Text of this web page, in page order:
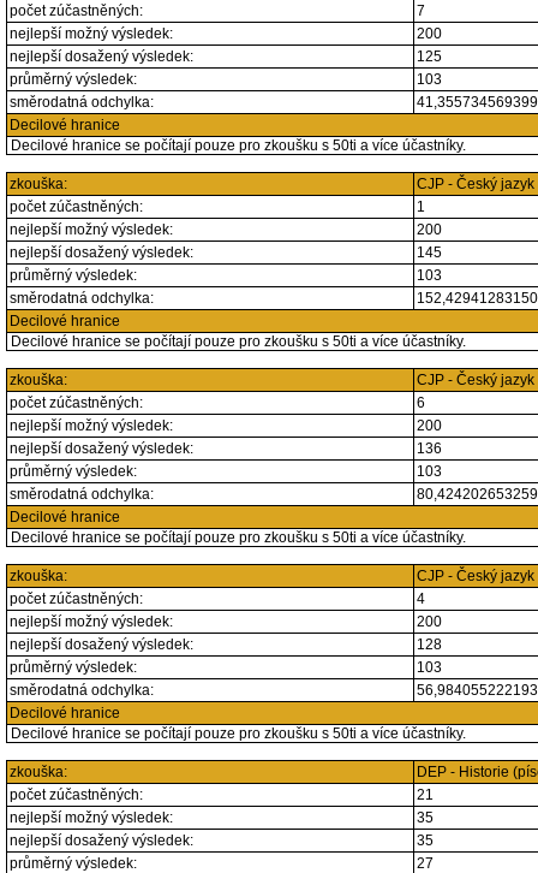
počet zúčastněných:
7
nejlepší možný výsledek:
200
nejlepší dosažený výsledek:
125
průměrný výsledek:
103
směrodatná odchylka:
Decilové hranice
Decilové hranice se počítají pouze pro zkoušku s 50ti a více účastníky.
zkouška:
CJP - Český jazyk
počet zúčastněných:
1
nejlepší možný výsledek:
200
nejlepší dosažený výsledek:
145
průměrný výsledek:
103
směrodatná odchylka:
Decilové hranice
Decilové hranice se počítají pouze pro zkoušku s 50ti a více účastníky.
zkouška:
CJP - Český jazyk
počet zúčastněných:
6
nejlepší možný výsledek:
200
nejlepší dosažený výsledek:
136
průměrný výsledek:
103
směrodatná odchylka:
Decilové hranice
Decilové hranice se počítají pouze pro zkoušku s 50ti a více účastníky.
zkouška:
CJP - Český jazyk
počet zúčastněných:
4
nejlepší možný výsledek:
200
nejlepší dosažený výsledek:
128
průměrný výsledek:
103
směrodatná odchylka:
Decilové hranice
Decilové hranice se počítají pouze pro zkoušku s 50ti a více účastníky.
zkouška:
DEP - Historie
počet zúčastněných:
21
nejlepší možný výsledek:
35
nejlepší dosažený výsledek:
35
průměrný výsledek:
27